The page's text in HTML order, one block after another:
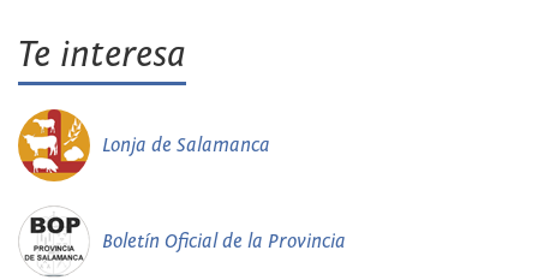
Te interesa
Lonja de Salamanca
Boletín Oficial de la Provincia